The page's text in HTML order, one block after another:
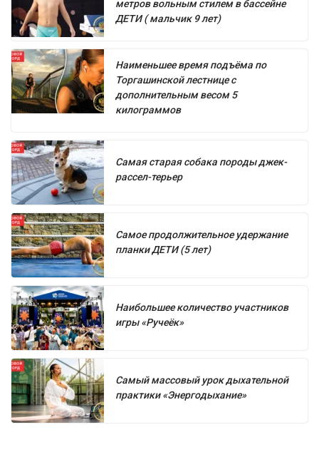
метров вольным стилем в бассейне
ДЕТИ ( мальчик 9 лет)
Наименьшее время подъёма по
Торгашинской лестнице с
дополнительным весом 5
килограммов
Самая старая собака породы джек-
рассел-терьер
Самое продолжительное удержание
планки ДЕТИ (5 лет)
Наибольшее количество участников
игры «Ручеёк»
Самый массовый урок дыхательной
практики «Энергодыхание»